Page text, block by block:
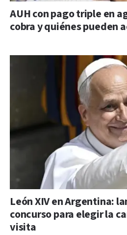
AUH con pago triple en
cobra y quiénes pueden
León XIV en Argentina:
concurso para elegir la
visita